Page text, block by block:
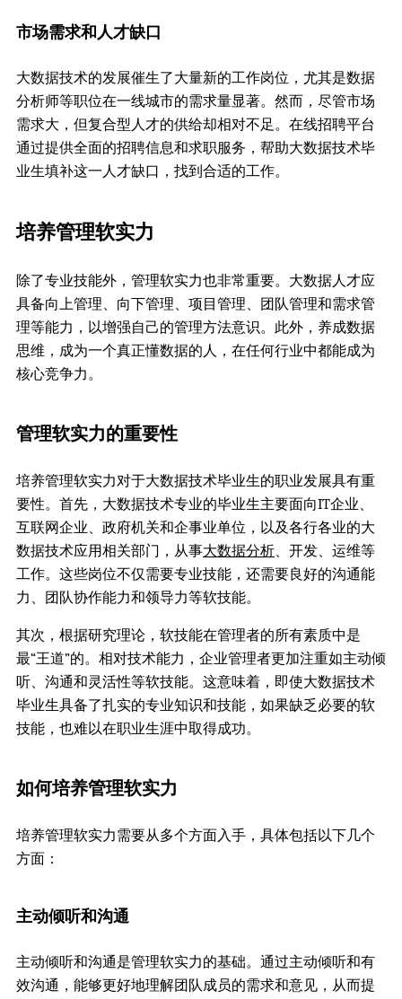
市场需求和人才缺口
大数据技术的发展催生了大量新的工作岗位，尤其是数据
分析师等职位在一线城市的需求量显著。然而，尽管市场
需求大，但复合型人才的供给却相对不足。在线招聘平台
通过提供全面的招聘信息和求职服务，帮助大数据技术毕
业生填补这一人才缺口，找到合适的工作。
培养管理软实力
除了专业技能外，管理软实力也非常重要。大数据人才应
具备向上管理、向下管理、项目管理、团队管理和需求管
理等能力，以增强自己的管理方法意识。此外，养成数据
思维，成为一个真正懂数据的人，在任何行业中都能成为
核心竞争力。
管理软实力的重要性
培养管理软实力对于大数据技术毕业生的职业发展具有重
要性。首先，大数据技术专业的毕业生主要面向IT企业、
互联网企业、政府机关和企事业单位，以及各行各业的大
数据技术应用相关部门，从事大数据分析 、开发、运维等
工作。这些岗位不仅需要专业技能，还需要良好的沟通能
力、团队协作能力和领导力等软技能。
其次，根据研究理论，软技能在管理者的所有素质中是
最“王道”的。相对技术能力，企业管理者更加注重如主动倾
听、沟通和灵活性等软技能。这意味着，即使大数据技术
毕业生具备了扎实的专业知识和技能，如果缺乏必要的软
技能，也难以在职业生涯中取得成功。
如何培养管理软实力
培养管理软实力需要从多个方面入手，具体包括以下几个
方面：
主动倾听和沟通
主动倾听和沟通是管理软实力的基础。通过主动倾听和有
效沟通，能够更好地理解团队成员的需求和意见，从而提